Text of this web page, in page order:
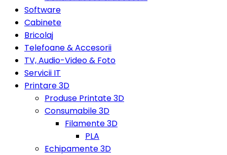
Software
Cabinete
Bricolaj
Telefoane & Accesorii
TV, Audio-Video & Foto
Servicii IT
Printare 3D
Produse Printate 3D
Consumabile 3D
Filamente 3D
PLA
Echipamente 3D